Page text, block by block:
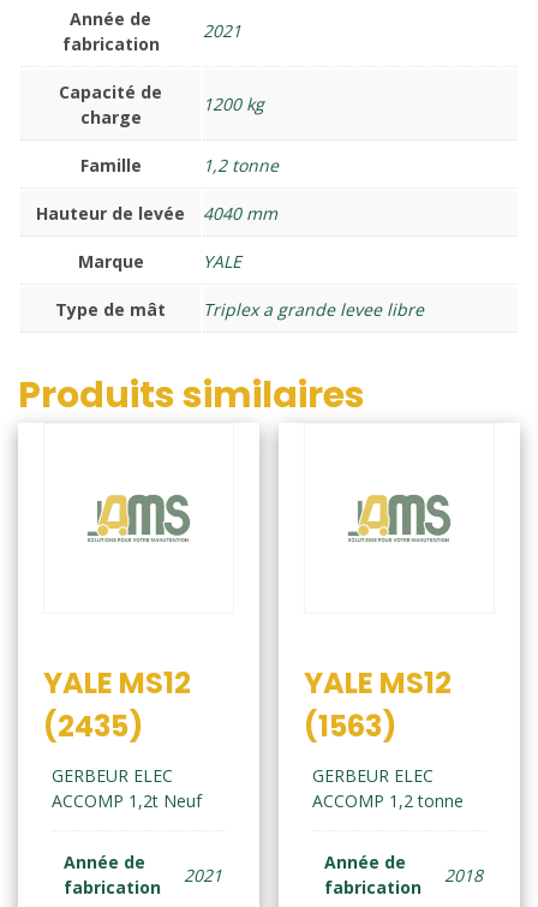
Année de
fabrication
2021
Capacité de
charge
1200 kg
Famille 1,2 tonne
Hauteur de levée 4040 mm
Marque YALE
Type de mât Triplex a grande levee libre
Produits similaires
YALE MS12
(2435)
GERBEUR ELEC
ACCOMP 1,2t Neuf
Année de
fabrication
2021
YALE MS12
(1563)
GERBEUR ELEC
ACCOMP 1,2 tonne
Année de
fabrication
2018